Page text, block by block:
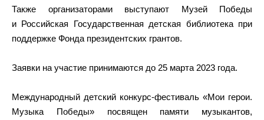
Также организаторами выступают Музей Победы
и Российская Государственная детская библиотека при
поддержке Фонда президентских грантов.
Заявки на участие принимаются до 25 марта 2023 года.
Международный детский конкурс-фестиваль «Мои герои.
Музыка Победы» посвящен памяти музыкантов,